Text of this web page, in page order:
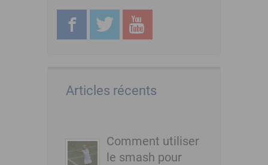
Articles récents
Comment utiliser
le smash pour